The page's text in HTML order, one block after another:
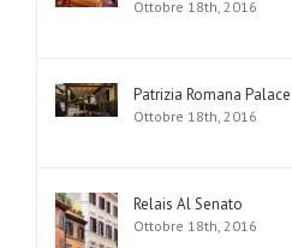
Ottobre 18th, 2016
Patrizia Romana Palace
Ottobre 18th, 2016
Relais Al Senato
Ottobre 18th, 2016